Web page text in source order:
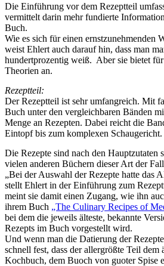
Die Einführung vor dem Rezeptteil
vermittelt darin mehr fundierte
Buch.
Wie es sich für einen ernstzunehmenden
weist Ehlert auch darauf hin, dass man
hundertprozentig weiß. Aber sie bietet
Theorien an.
Rezeptteil:
Der Rezeptteil ist sehr umfangreich. Mit
Buch unter den vergleichbaren Bänden
Menge an Rezepten. Dabei reicht die
Eintopf bis zum komplexen Schaugericht.
Die Rezepte sind nach den Hauptzutaten
vielen anderen Büchern dieser Art der
„Bei der Auswahl der Rezepte hatte das
stellt Ehlert in der Einführung zum
meint sie damit einen Zugang, wie ihn
ihrem Buch „The Culinary Recipes of
bei dem die jeweils älteste, bekannte
Rezepts im Buch vorgestellt wird.
Und wenn man die Datierung der
schnell fest, dass der allergrößte Teil dem
Kochbuch, dem Buoch von guoter Spise